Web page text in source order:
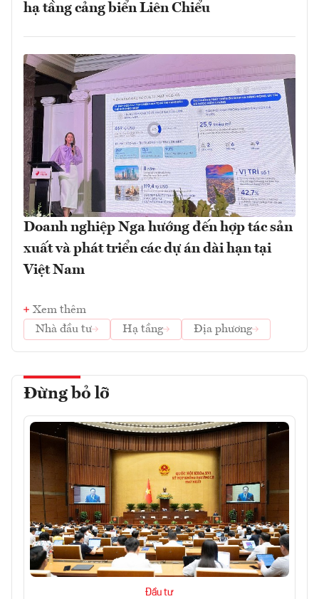
hạ tầng cảng biển Liên Chiểu
Doanh nghiệp Nga hướng đến hợp tác sản
xuất và phát triển các dự án dài hạn tại
Việt Nam
Xem thêm
Nhà đầu tư
Hạ tầng Địa phương
Đừng bỏ lỡ
Đầu tư